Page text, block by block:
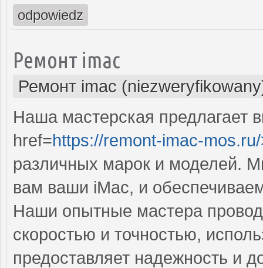
odpowiedz
Ремонт imac
Ремонт imac
Наша мастерская предлагает
href=https://remont-imac-
различных марок и моделей.
вам ваши iMac, и
Наши опытные мастера
скоростью и точностью,
предоставляет надежность и